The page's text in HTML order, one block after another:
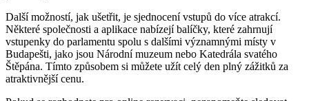
Další možností, jak ušetřit, je sjednocení vstupů do více atrakcí.
Některé společnosti a aplikace nabízejí balíčky, které zahrnují
vstupenky do parlamentu spolu s dalšími významnými místy v
Budapešti, jako jsou Národní muzeum nebo Katedrála svatého
Štěpána. Tímto způsobem si můžete užít celý den plný zážitků za
atraktivnější cenu.